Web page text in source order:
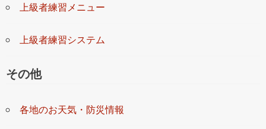
上級者練習メニュー
上級者練習システム
その他
各地のお天気・防災情報